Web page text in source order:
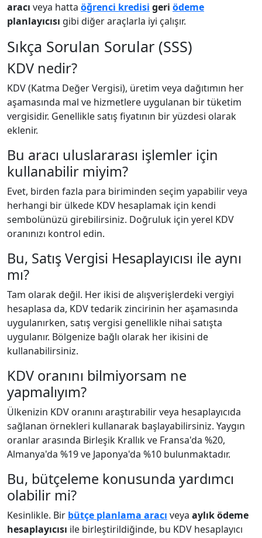
aracı veya hatta öğrenci kredisi geri ödeme
planlayıcısı gibi diğer araçlarla iyi çalışır.
Sıkça Sorulan Sorular (SSS)
KDV nedir?
KDV (Katma Değer Vergisi), üretim veya dağıtımın her
aşamasında mal ve hizmetlere uygulanan bir tüketim
vergisidir. Genellikle satış fiyatının bir yüzdesi olarak
eklenir.
Bu aracı uluslararası işlemler için
kullanabilir miyim?
Evet, birden fazla para biriminden seçim yapabilir veya
herhangi bir ülkede KDV hesaplamak için kendi
sembolünüzü girebilirsiniz. Doğruluk için yerel KDV
oranınızı kontrol edin.
Bu, Satış Vergisi Hesaplayıcısı ile aynı
mı?
Tam olarak değil. Her ikisi de alışverişlerdeki vergiyi
hesaplasa da, KDV tedarik zincirinin her aşamasında
uygulanırken, satış vergisi genellikle nihai satışta
uygulanır. Bölgenize bağlı olarak her ikisini de
kullanabilirsiniz.
KDV oranını bilmiyorsam ne
yapmalıyım?
Ülkenizin KDV oranını araştırabilir veya hesaplayıcıda
sağlanan örnekleri kullanarak başlayabilirsiniz. Yaygın
oranlar arasında Birleşik Krallık ve Fransa'da %20,
Almanya'da %19 ve Japonya'da %10 bulunmaktadır.
Bu, bütçeleme konusunda yardımcı
olabilir mi?
Kesinlikle. Bir bütçe planlama aracı veya aylık ödeme
hesaplayıcısı ile birleştirildiğinde, bu KDV hesaplayıcı